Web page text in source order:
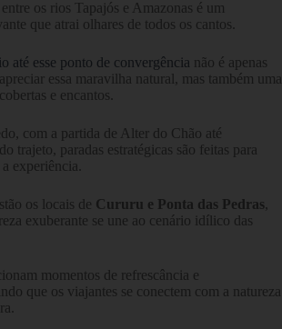
os rios Tapajós e Amazonas é um
que atrai olhares de todos os cantos.
até esse ponto de convergência não é apenas
essa maravilha natural, mas também uma
e encantos.
com a partida de Alter do Chão até
trajeto, paradas estratégicas são feitas para
experiência.
os locais de Cururu e Ponta das Pedras
exuberante se une ao cenário idílico das
momentos de refrescância e
que os viajantes se conectem com a natureza